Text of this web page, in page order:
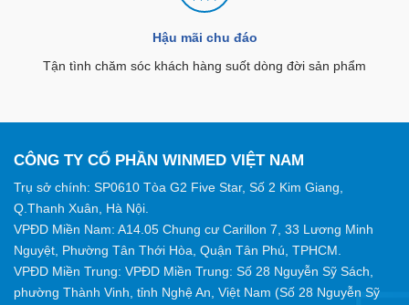
Hậu mãi chu đáo
Tận tình chăm sóc khách hàng suốt dòng đời sản phẩm
CÔNG TY CỔ PHẦN WINMED VIỆT NAM
Trụ sở chính: SP0610 Tòa G2 Five Star, Số 2 Kim Giang,
Q.Thanh Xuân, Hà Nội.
VPĐD Miền Nam: A14.05 Chung cư Carillon 7, 33 Lương Minh
Nguyệt, Phường Tân Thới Hòa, Quận Tân Phú, TPHCM.
VPĐD Miền Trung: VPĐD Miền Trung: Số 28 Nguyễn Sỹ Sách,
phường Thành Vinh, tỉnh Nghệ An, Việt Nam (Số 28 Nguyễn Sỹ